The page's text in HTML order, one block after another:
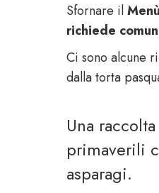
Sfornare ilM
richiede
Ci sono alcune
dalla torta
Una
primaverili
asparagi.